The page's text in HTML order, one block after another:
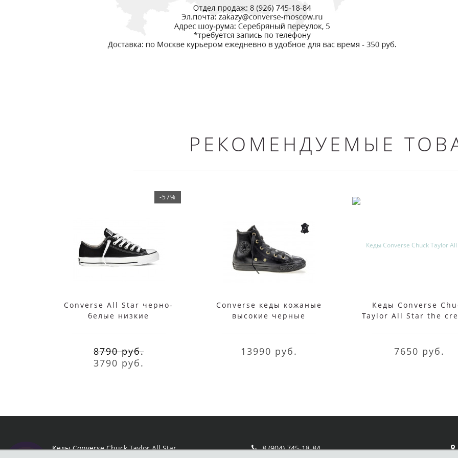
РЕКОМЕНДУЕМЫЕ
-57%
Converse All Star черно-
белые низкие
8790 руб.
3790 руб.
Converse кеды кожаные
высокие черные
13990 руб.
Кеды Converse
Taylor All Star the
7650 руб.
Кеды Converse Chuck Taylor All Star
8 (904) 745-18-84